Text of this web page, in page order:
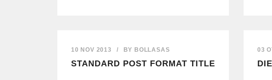
10 NOV 2013 / BY BOLLASAS
STANDARD POST FORMAT TITLE
03